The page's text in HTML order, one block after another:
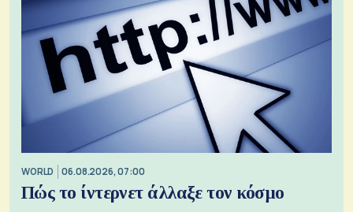
WORLD 06.08.2026, 07:00
Πώς το ίντερνετ άλλαξε τον κόσμο